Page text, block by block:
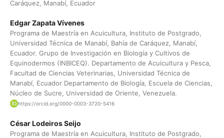
Caráquez, Manabí, Ecuador
Edgar Zapata Vívenes
Programa de Maestría en Acuicultura, Instituto de Postgrado,
Universidad Técnica de Manabí, Bahía de Caráquez, Manabí,
Ecuador. Grupo de Investigación en Biología y Cultivos de
Equinodermos (INBICEQ). Departamento de Acuicultura y Pesca,
Facultad de Ciencias Veterinarias, Universidad Técnica de
Manabí, Ecuador Departamento de Biología, Escuela de Ciencias,
Núcleo de Sucre, Universidad de Oriente, Venezuela.
https://orcid.org/0000-0003-3720-5416
César Lodeiros Seijo
Programa de Maestría en Acuicultura, Instituto de Postgrado,